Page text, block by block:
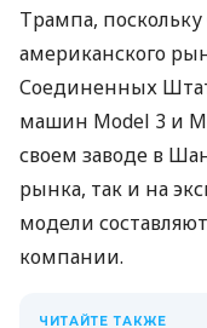
Трампа,
американского
Соединенных
машин Model 3 и
своем заводе в
рынка, так и на
модели
компании.
ЧИТАЙТЕ ТАКЖЕ